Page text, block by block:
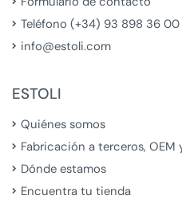
Teléfono (+34) 93 898 36 00
info@estoli.com
ESTOLI
Quiénes somos
Fabricación a terceros, OEM
Dónde estamos
Encuentra tu tienda